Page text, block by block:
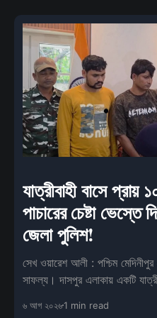
যাত্রীবাহী বাসে
পাচারের চেষ্টা ভেস্তে
জেলা পুলিশ!
সেখ ওয়ারেশ আলী : পশ্চিম
সাফল্য। দাসপুর এলাকায় একটি
৬ আগ ২০২৬1 min read